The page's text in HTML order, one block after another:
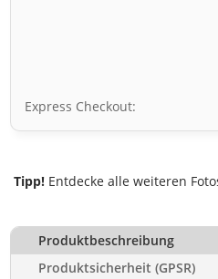
Express Checkout:
Tipp! Entdecke alle weiteren
Produktbeschreibung
Produktsicherheit (GPSR)